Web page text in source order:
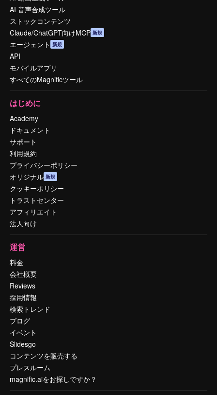
AI 音声合成ツール
ストックコンテンツ
Claude/ChatGPT向けMCP 新規
エージェント 新規
API
モバイルアプリ
すべてのMagnificツール
はじめに
Academy
ドキュメント
サポート
利用規約
プライバシーポリシー
オリジナル 新規
クッキーポリシー
トラストセンター
アフィリエイト
法人向け
運営
料金
会社概要
Reviews
採用情報
検索トレンド
ブログ
イベント
Slidesgo
コンテンツを販売する
プレスルーム
magnific.aiをお探しですか？